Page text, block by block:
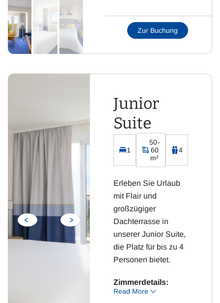
Essgruppe
Badezimmer mit WC
Integrierte Küchenzeile
inklusive Kühlschrank,
Kaffeemaschine,
Wasserkocher, Toaster
und Cerankochfeld
Zur Buchung
Junior
Suite
1
50-
60
m²
4
Erleben Sie Urlaub
mit Flair und
großzügiger
Dachterrasse in
unserer Junior Suite,
die Platz für bis zu 4
Personen bietet.
Zimmerdetails:
Read More